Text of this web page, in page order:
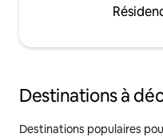
Destinations à
Destinations populaires